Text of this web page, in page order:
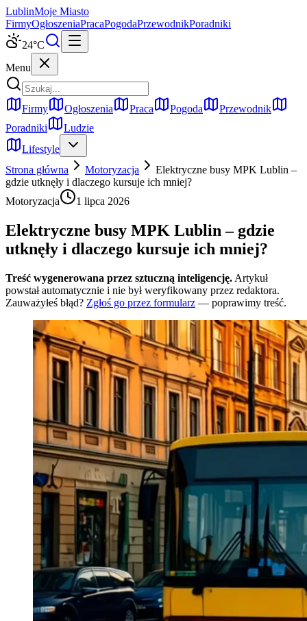
LublinMoje Miasto
FirmyOgłoszeniaPracaPogodaPrzewodnikPoradniki
24°C
Menu
Firmy Ogłoszenia Praca Pogoda
Przewodnik
Poradniki
Ludzie
Lifestyle
Strona główna
Motoryzacja
Elektryczne busy MPK Lublin –
gdzie utknęły i dlaczego kursuje ich mniej?
Motoryzacja
1 lipca 2026
Elektryczne busy MPK Lublin – gdzie
utknęły i dlaczego kursuje ich mniej?
Treść wygenerowana przez sztuczną inteligencję. Artykuł
powstał automatycznie i nie był weryfikowany przez redaktora.
Zauważyłeś błąd? Zgłoś go przez formularz — poprawimy treść.